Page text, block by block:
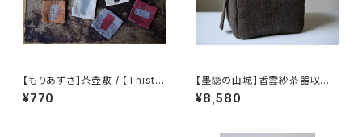
【もりあずさ】茶壺敷 / 【Thistl
e】Teapot Coaster
¥770
【墨隐の山城】香雲紗茶器収納
バッグ 「内袋分離式のアウトドア
ティーバッグ」
¥8,580